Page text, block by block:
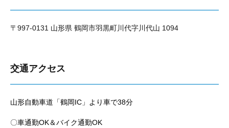
〒997-0131 山形県 鶴岡市羽黒町川代字川代山 1094
交通アクセス
山形自動車道「鶴岡IC」より車で38分
〇車通勤OK＆バイク通勤OK